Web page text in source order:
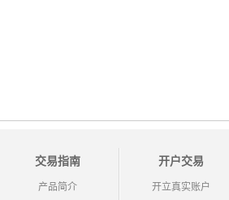
交易指南
产品简介
开户交易
开立真实账户